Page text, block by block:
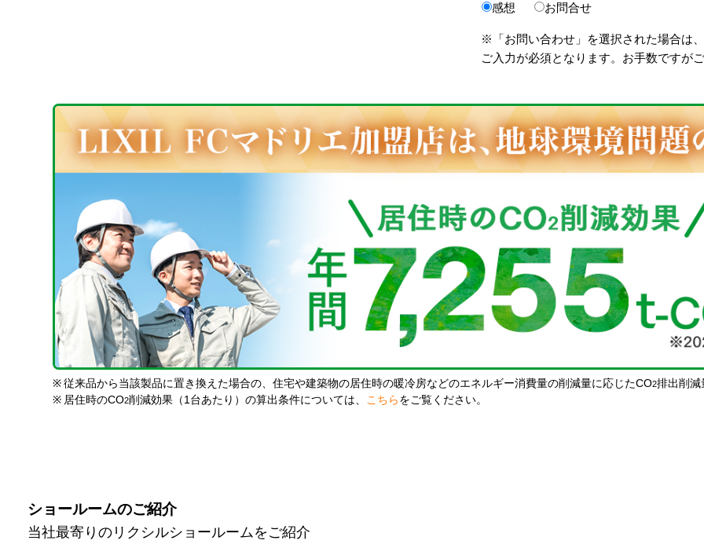
感想 お問合せ
※「お問い合わせ」を選択された場合は
ご入力が必須となります。お手数ですが
※ 従来品から当該製品に置き換えた場合の、住宅や建築物の居住時の暖冷房などのエネルギー消費量の削減量に応じたCO2排出削減
※ 居住時のCO2削減効果（1台あたり）の算出条件については、 こちら をご覧ください。
ショールームのご紹介
当社最寄りのリクシルショールームをご紹介